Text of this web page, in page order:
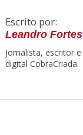
Escrito por:
Leandro Fortes
Jornalista, escritor
digital CobraCriada.